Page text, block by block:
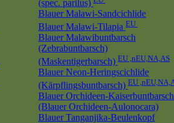
(spec. parilus)
Blauer Malawi-Sandcichlide
Blauer Malawi-Tilapia EU
Blauer Malawibuntbarsch
(Zebrabuntbarsch)
(Maskentigerbarsch) EU ,nEU,NA,AS
Blauer Neon-Heringscichlide
(Kärpflingsbuntbarsch) EU
Blauer Orchideen-Kaiserbuntbarsch
(Blauer Orchideen-Aulonocara)
Blauer Tanganjika-Beulenkopf